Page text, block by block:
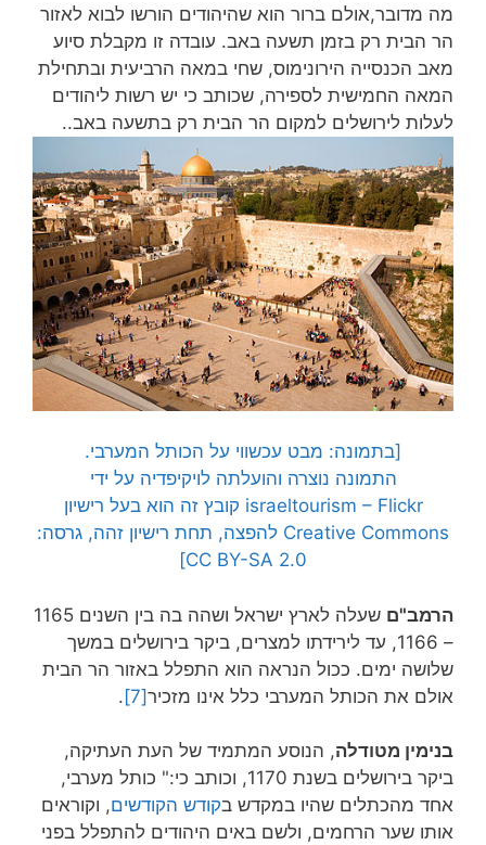
מה מדובר,אולם ברור הוא שהיהודים הורשו לבוא לאזור
הר הבית רק בזמן תשעה באב. עובדה זו מקבלת סיוע
מאב הכנסייה הירונימוס, שחי במאה הרביעית ובתחילת
המאה החמישית לספירה, שכותב כי יש רשות ליהודים
לעלות לירושלים למקום הר הבית רק בתשעה באב..
[בתמונה: מבט עכשווי על הכותל המערבי.
התמונה נוצרה והועלתה לויקיפדיה על ידי
israeltourism – Flickr
קובץ זה הוא בעל רישיון
Creative Commons להפצה, תחת רישיון זהה, גרסה:
CC BY-SA 2.0]
הרמב"ם
שעלה לארץ ישראל ושהה בה בין השנים 1165
– 1166, עד לירידתו למצרים, ביקר בירושלים במשך
שלושה ימים. ככול הנראה הוא התפלל באזור הר הבית
אולם את הכותל המערבי כלל אינו מזכיר[7]
.
בנימין מטודלה, הנוסע המתמיד של העת העתיקה,
ביקר בירושלים בשנת 1170, וכותב כי:" כותל מערבי,
אחד מהכתלים שהיו במקדש בקודש הקודשים, וקוראים
אותו שער הרחמים, ולשם באים היהודים להתפלל בפני